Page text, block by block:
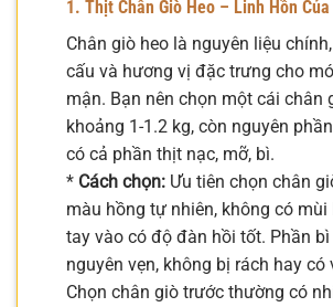
1. Thịt Chân Giò Heo – Linh Hồn
Chân giò heo là nguyên liệu
cấu và hương vị đặc trưng cho
mận. Bạn nên chọn một cái chân
khoảng 1-1.2 kg, còn nguyên
có cả phần thịt nạc, mỡ, bì.
* Cách chọn: Ưu tiên chọn chân
màu hồng tự nhiên, không có mùi
tay vào có độ đàn hồi tốt. Phần
nguyên vẹn, không bị rách hay có
Chọn chân giò trước thường có